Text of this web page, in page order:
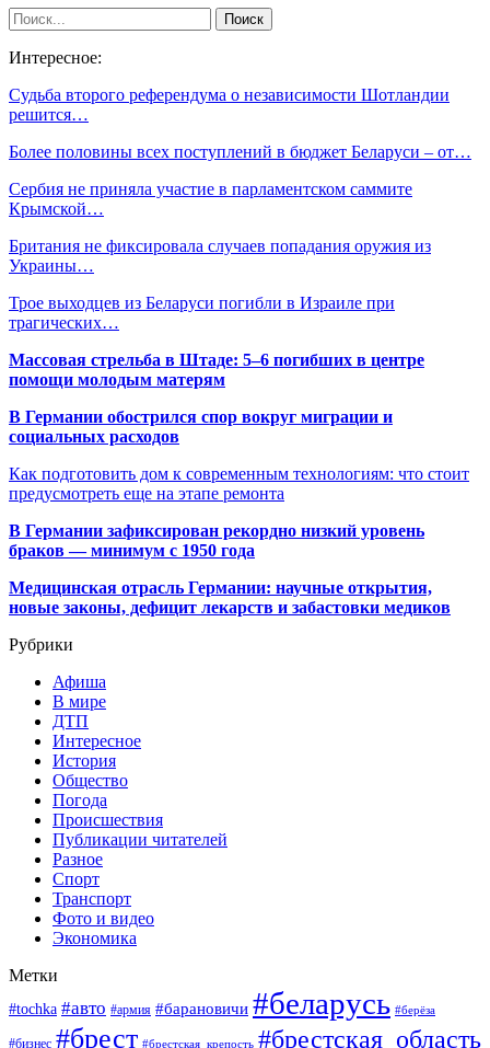
Интересное:
Судьба второго референдума о независимости Шотландии
решится…
Более половины всех поступлений в бюджет Беларуси – от…
Сербия не приняла участие в парламентском саммите
Крымской…
Британия не фиксировала случаев попадания оружия из
Украины…
Трое выходцев из Беларуси погибли в Израиле при
трагических…
Массовая стрельба в Штаде: 5–6 погибших в центре
помощи молодым матерям
В Германии обострился спор вокруг миграции и
социальных расходов
Как подготовить дом к современным технологиям: что стоит
предусмотреть еще на этапе ремонта
В Германии зафиксирован рекордно низкий уровень
браков — минимум с 1950 года
Медицинская отрасль Германии: научные открытия,
новые законы, дефицит лекарств и забастовки медиков
Рубрики
Афиша
В мире
ДТП
Интересное
История
Общество
Погода
Происшествия
Публикации читателей
Разное
Спорт
Транспорт
Фото и видео
Экономика
Метки
#tochka #авто #армия #барановичи #беларусь #берёза
#бизнес #брест #брестская_крепость #брестская_область